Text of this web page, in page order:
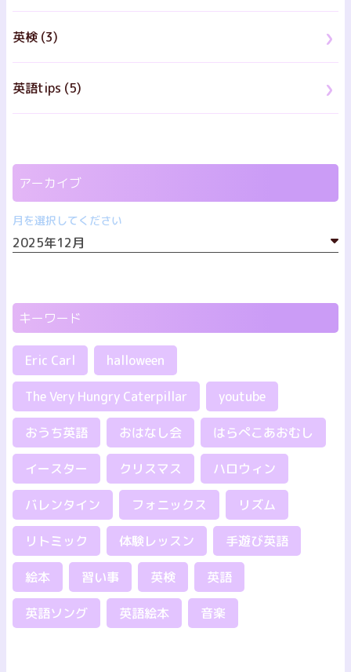
英検 (3)
英語tips (5)
アーカイブ
月を選択してください
キーワード
Eric Carl halloween
The Very Hungry Caterpillar youtube
おうち英語 おはなし会 はらぺこあおむし
イースター クリスマス ハロウィン
バレンタイン フォニックス リズム
リトミック 体験レッスン 手遊び英語
絵本 習い事 英検 英語
英語ソング 英語絵本 音楽